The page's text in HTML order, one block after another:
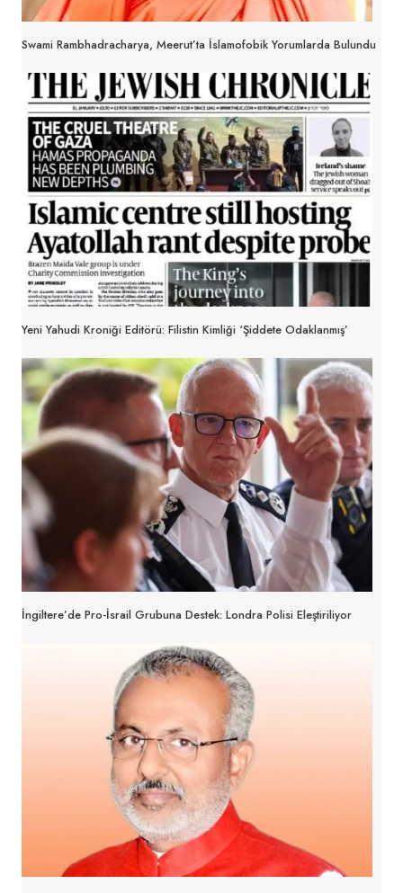
Swami Rambhadracharya, Meerut’ta İslamofobik Yorumlarda Bulundu
Yeni Yahudi Kroniği Editörü: Filistin Kimliği ‘şiddete Odaklanmış’
İngiltere’de Pro-İsrail Grubuna Destek: Londra Polisi Eleştiriliyor